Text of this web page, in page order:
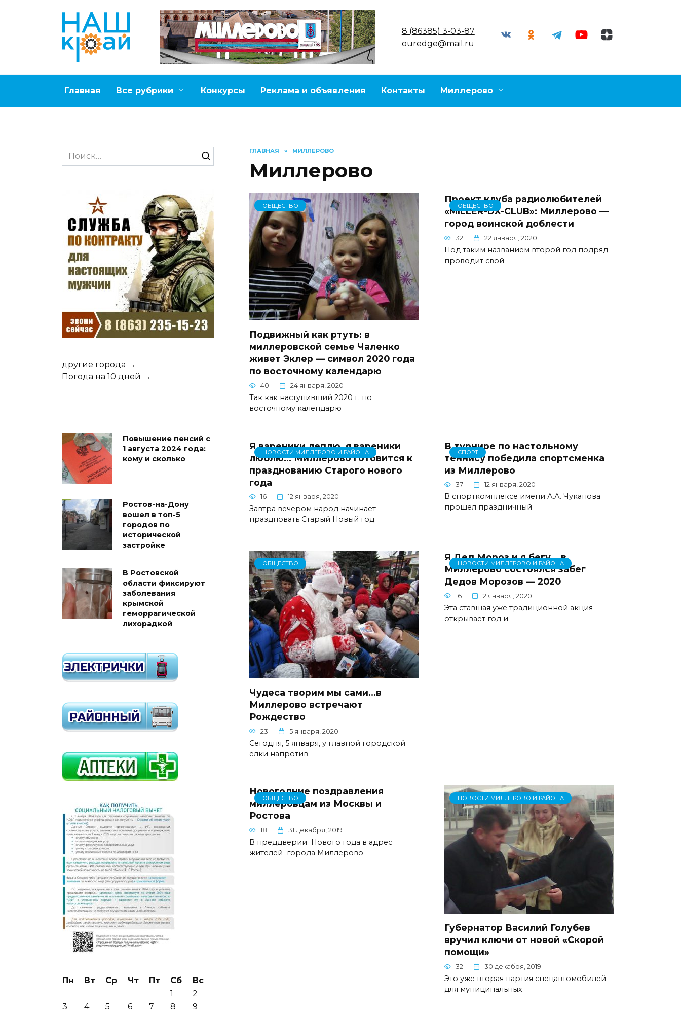
8 (86385) 3-03-87
ouredge@mail.ru
Главная Все рубрики Конкурсы Реклама и объявления Контакты Миллерово
ГЛАВНАЯ » МИЛЛЕРОВО
Миллерово
ОБЩЕСТВО
Подвижный как ртуть: в
миллеровской семье Чаленко
живет Эклер — символ 2020 года
по восточному календарю
40 24 января, 2020
Так как наступивший 2020 г. по
восточному календарю
ОБЩЕСТВО
Проект клуба радиолюбителей
«MILLER-DX-CLUB»: Миллерово —
город воинской доблести
32 22 января, 2020
Под таким названием второй год подряд
проводит свой
НОВОСТИ МИЛЛЕРОВО И РАЙОНА
Я вареники леплю, я вареники
люблю… Миллерово готовится к
празднованию Старого нового
года
16 12 января, 2020
Завтра вечером народ начинает
праздновать Старый Новый год.
СПОРТ
В турнире по настольному
теннису победила спортсменка
из Миллерово
37 12 января, 2020
В спорткомплексе имени А.А. Чуканова
прошел праздничный
ОБЩЕСТВО
Чудеса творим мы сами…в
Миллерово встречают
Рождество
23 5 января, 2020
Сегодня, 5 января, у главной городской
елки напротив
НОВОСТИ МИЛЛЕРОВО И РАЙОНА
Я Дед Мороз и я бегу… в
Миллерово состоялся забег
Дедов Морозов — 2020
16 2 января, 2020
Эта ставшая уже традиционной акция
открывает год и
ОБЩЕСТВО
Новогодние поздравления
миллеровцам из Москвы и
Ростова
18 31 декабря, 2019
В преддверии Нового года в адрес
жителей города Миллерово
НОВОСТИ МИЛЛЕРОВО И РАЙОНА
Губернатор Василий Голубев
вручил ключи от новой «Скорой
помощи»
32 30 декабря, 2019
Это уже вторая партия спецавтомобилей
для муниципальных
Search
for:
другие города →
Погода на 10 дней →
Повышение пенсий с
1 августа 2024 года:
кому и сколько
Ростов-на-Дону
вошел в топ-5
городов по
исторической
застройке
В Ростовской
области фиксируют
заболевания
крымской
геморрагической
лихорадкой
Пн Вт Ср Чт Пт Сб
Вс
1
2
3
4 5 6 7 8
9